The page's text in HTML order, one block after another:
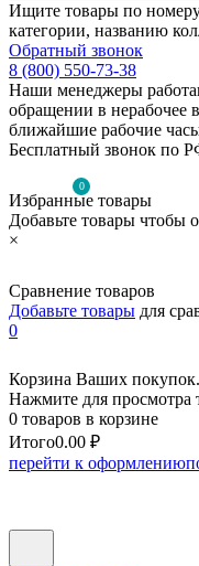
Ищите товары по
категории, названию
Обратный звонок
8 (800) 550-73-38
Наши менеджеры
обращении в нерабочее
ближайшие рабочие
Бесплатный звонок по
0
Избранные товары
Добавьте товары чтобы
×
Сравнение товаров
Добавьте товары для
0
Корзина Ваших покупок.
Нажмите для просмотра
0 товаров в корзине
Итого0.00 ₽
перейти к оформлению